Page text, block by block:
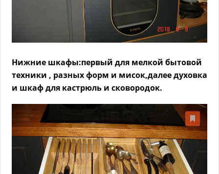
Нижние шкафы:первый для мелкой бытовой
техники , разных форм и мисок,далее духовка
и шкаф для кастрюль и сковородок.